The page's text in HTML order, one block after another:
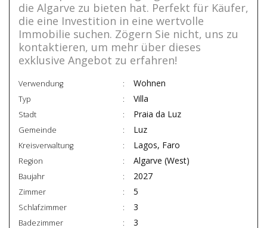
die Algarve zu bieten hat. Perfekt für Käufer,
die eine Investition in eine wertvolle
Immobilie suchen. Zögern Sie nicht, uns zu
kontaktieren, um mehr über dieses
exklusive Angebot zu erfahren!
Verwendung Wohnen
Typ Villa
Stadt Praia da Luz
Gemeinde Luz
Kreisverwaltung Lagos, Faro
Region Algarve (West)
Baujahr 2027
Zimmer 5
Schlafzimmer 3
Badezimmer 3